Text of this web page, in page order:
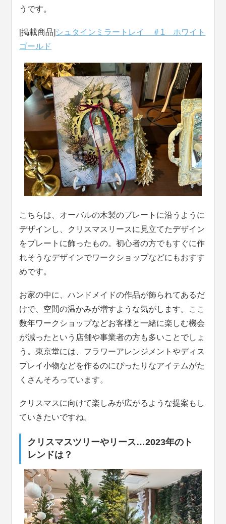
うです。
[掲載商品] シュタインミラートレイ ＃1 ホワイト
ゴールド
こちらは、オーバルの木製のプレートに沿うように
デザインし、クリスマスリースに見立てたデザイン
をプレートに飾ったもの。初心者の方でもすぐに作
れそうなデザインでワークショップなどにもおすす
めです。
お家の中に、ハンドメイドの作品が飾られてあるだ
けで、空間の温かみが増すような気がします。ここ
数年ワークショップなどお客様と一緒に楽しむ機会
が減ったという店舗や事業者の方も多いことでしょ
う。東京堂には、フラワーアレンジメントやディス
プレイ小物などを作るのにぴったりなアイテムがた
くさんそろっています。
クリスマスに向けて楽しみが広がるような提案もし
ていきたいですね。
クリスマスツリーやリース…2023年のト
レンドは？